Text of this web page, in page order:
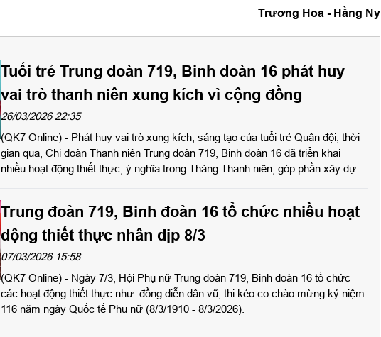
Trương Hoa - Hằng Ny
Tuổi trẻ Trung đoàn 719, Binh đoàn 16 phát huy
vai trò thanh niên xung kích vì cộng đồng
26/03/2026 22:35
(QK7 Online) - Phát huy vai trò xung kích, sáng tạo của tuổi trẻ Quân đội, thời
gian qua, Chi đoàn Thanh niên Trung đoàn 719, Binh đoàn 16 đã triển khai
nhiều hoạt động thiết thực, ý nghĩa trong Tháng Thanh niên, góp phần xây dựng
Trung đoàn 719, Binh đoàn 16 tổ chức nhiều hoạt
động thiết thực nhân dịp 8/3
07/03/2026 15:58
(QK7 Online) - Ngày 7/3, Hội Phụ nữ Trung đoàn 719, Binh đoàn 16 tổ chức
các hoạt động thiết thực như: đồng diễn dân vũ, thi kéo co chào mừng kỷ niệm
116 năm ngày Quốc tế Phụ nữ (8/3/1910 - 8/3/2026).